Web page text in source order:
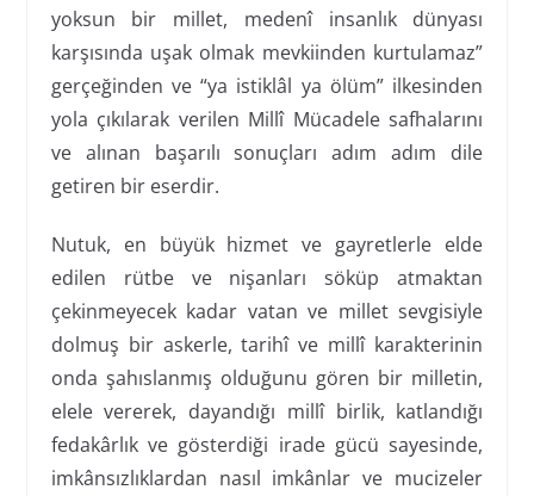
yoksun bir millet, medenî insanlık dünyası
karşısında uşak olmak mevkiinden kurtulamaz”
gerçeğinden ve “ya istiklâl ya ölüm” ilkesinden
yola çıkılarak verilen Millî Mücadele safhalarını
ve alınan başarılı sonuçları adım adım dile
getiren bir eserdir.
Nutuk, en büyük hizmet ve gayretlerle elde
edilen rütbe ve nişanları söküp atmaktan
çekinmeyecek kadar vatan ve millet sevgisiyle
dolmuş bir askerle, tarihî ve millî karakterinin
onda şahıslanmış olduğunu gören bir milletin,
elele vererek, dayandığı millî birlik, katlandığı
fedakârlık ve gösterdiği irade gücü sayesinde,
imkânsızlıklardan nasıl imkânlar ve mucizeler